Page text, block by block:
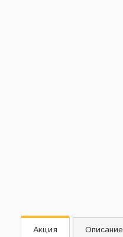
Акция Описание